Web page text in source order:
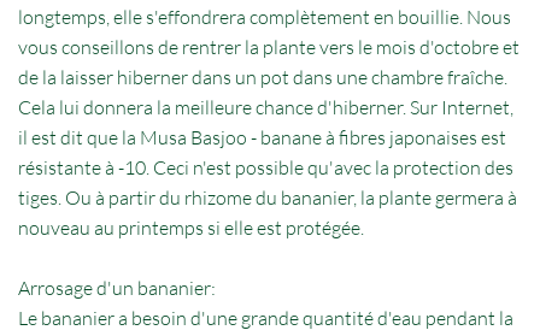
longtemps, elle s'effondrera complètement en bouillie. Nous
vous conseillons de rentrer la plante vers le mois d'octobre et
de la laisser hiberner dans un pot dans une chambre fraîche.
Cela lui donnera la meilleure chance d'hiberner. Sur Internet,
il est dit que la Musa Basjoo - banane à fibres japonaises est
résistante à -10. Ceci n'est possible qu'avec la protection des
tiges. Ou à partir du rhizome du bananier, la plante germera à
nouveau au printemps si elle est protégée.
Arrosage d'un bananier:
Le bananier a besoin d'une grande quantité d'eau pendant la